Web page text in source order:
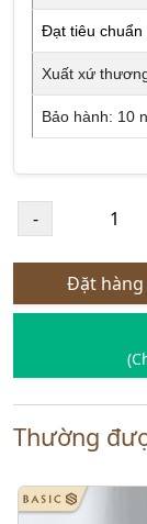
Đạt tiêu chuẩn
Xuất xứ
Bảo hành: 10
Đặt hàng
Thường